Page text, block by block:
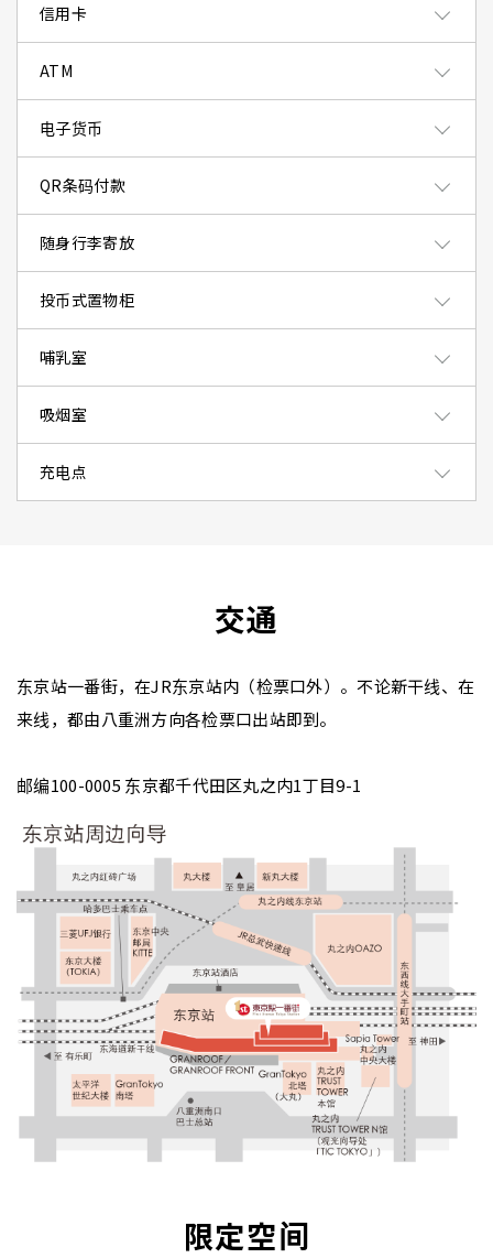
信用卡
ATM
电子货币
QR条码付款
随身行李寄放
投币式置物柜
哺乳室
吸烟室
充电点
交通
东京站一番街，在JR东京站内（检票口外）。不论新干线、在
来线，都由八重洲方向各检票口出站即到。
邮编100-0005 东京都千代田区丸之内1丁目9-1
限定空间